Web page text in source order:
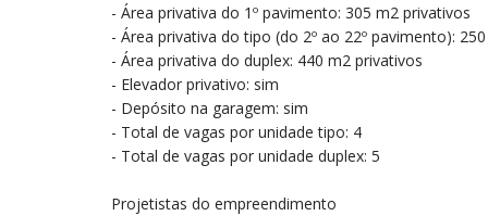
- Área privativa do 1º pavimento: 305 m2 privativos
- Área privativa do tipo (do 2º ao 22º pavimento):
- Área privativa do duplex: 440 m2 privativos
- Elevador privativo: sim
- Depósito na garagem: sim
- Total de vagas por unidade tipo: 4
- Total de vagas por unidade duplex: 5
Projetistas do empreendimento